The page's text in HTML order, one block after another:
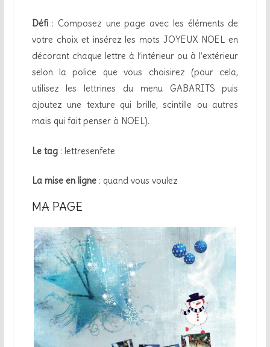
Défi: Composez une page avec les éléments de
votre choix et insérez les mots JOYEUX NOEL en
décorant chaque lettre à l’intérieur ou à l’extérieur
selon la police que vous choisirez (pour cela,
utilisez les lettrines du menu GABARITS puis
ajoutez une texture qui brille, scintille ou autres
mais qui fait penser à NOEL).
Le tag: lettresenfete
La mise en ligne: quand vous voulez
MA PAGE